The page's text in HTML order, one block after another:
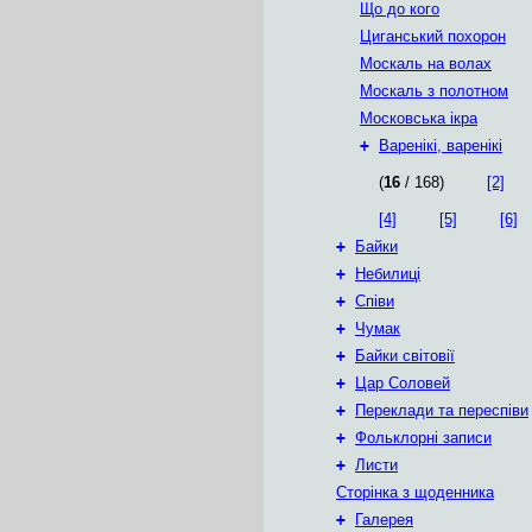
Що до кого
Циганський похорон
Москаль на волах
Москаль з полотном
Московська ікра
+
Варенікі, варенікі
(16 / 168) [2]
[4] [5]
[6]
+
Байки
+
Небилиці
+ Співи
+ Чумак
+
Байки світовії
+
Цар Соловей
+
Переклади та переспіви
+ Фольклорні записи
+ Листи
Сторінка з щоденника
+
Галерея